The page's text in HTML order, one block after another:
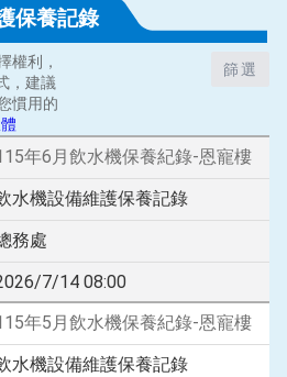
保養記錄
權利，
，建議
慣用的
篩選
年6月飲水機保養紀錄-恩寵樓
水機設備維護保養記錄
務處
7/14 08:00
年5月飲水機保養紀錄-恩寵樓
水機設備維護保養記錄